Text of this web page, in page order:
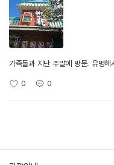
가족들과 지난 주말에 방문. 유명
0 0